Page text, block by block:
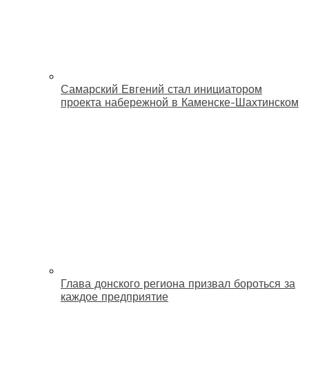
Самарский Евгений стал инициатором
проекта набережной в Каменске-Шахтинском
Глава донского региона призвал бороться за
каждое предприятие